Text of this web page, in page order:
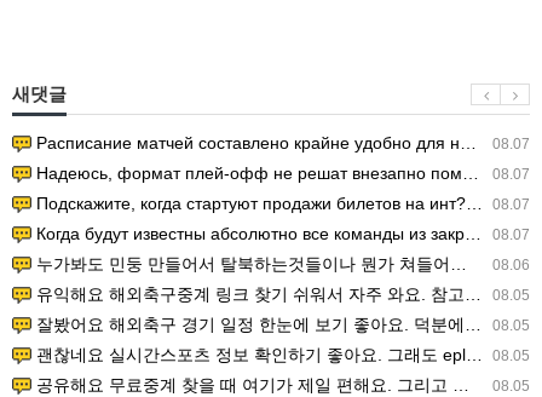
새댓글
08.07
Расписание матчей составлено крайне удобно для нашего часово…
08.07
Надеюсь, формат плей-офф не решат внезапно поменять. https:/…
08.07
Подскажите, когда стартуют продажи билетов на инт? https://g…
08.07
Когда будут известны абсолютно все команды из закрытых квали…
08.06
누가봐도 민둥 만들어서 탈북하는것들이나 뭔가 쳐들어오는 낌새를 미리 알아차리기 위함이지 저걸 전쟁준비라고 하…
08.05
유익해요 해외축구중계 링크 찾기 쉬워서 자주 와요. 참고로 무료스포츠중계 정보 확인할 때 출처 꼭 체크해요.…
08.05
잘봤어요 해외축구 경기 일정 한눈에 보기 좋아요. 덕분에 epl중계 볼 때 공식 중계 채널 먼저 찾아봐요. …
08.05
괜찮네요 실시간스포츠 정보 확인하기 좋아요. 그래도 epl중계 볼 때 공식 중계 채널 먼저 찾아봐요. 북마크…
08.05
공유해요 무료중계 찾을 때 여기가 제일 편해요. 그리고 무료스포츠중계 정보 확인할 때 출처 꼭 체크해요. 앞…